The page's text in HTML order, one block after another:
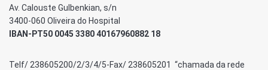
Av. Calouste Gulbenkian, s/n
3400-060 Oliveira do Hospital
IBAN-PT50 0045 3380 40167960882 18
Telf/ 238605200/2/3/4/5-Fax/ 238605201 “chamada da rede